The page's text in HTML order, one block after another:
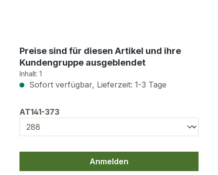
Preise sind für diesen Artikel und ihre
Kundengruppe ausgeblendet
Inhalt: 1
Sofort verfügbar, Lieferzeit: 1-3 Tage
AT141-373auswählen
Anmelden